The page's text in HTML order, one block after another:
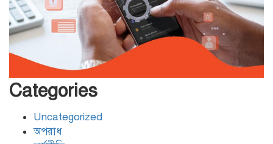
বিদ্যুৎ,জ্বালানি প্রতিমন্ত্রী রামপাল তাপ
বিদ্যুৎকেন্দ্র পরিদর্শনে করেন
বেনাপোল চেকপোস্ট দিয়ে ভারতে
পাচার হওয়া ২০ নারী-শিশুকে ফেরত
Categories
Uncategorized
অপরাধ